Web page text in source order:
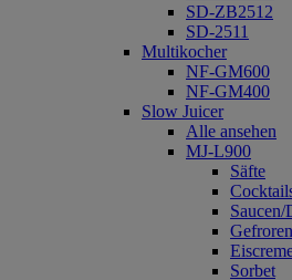
SD-ZB2512
SD-2511
Multikocher
NF-GM600
NF-GM400
Slow Juicer
Alle ansehen
MJ-L900
Säfte
Saucen/
Sorbet